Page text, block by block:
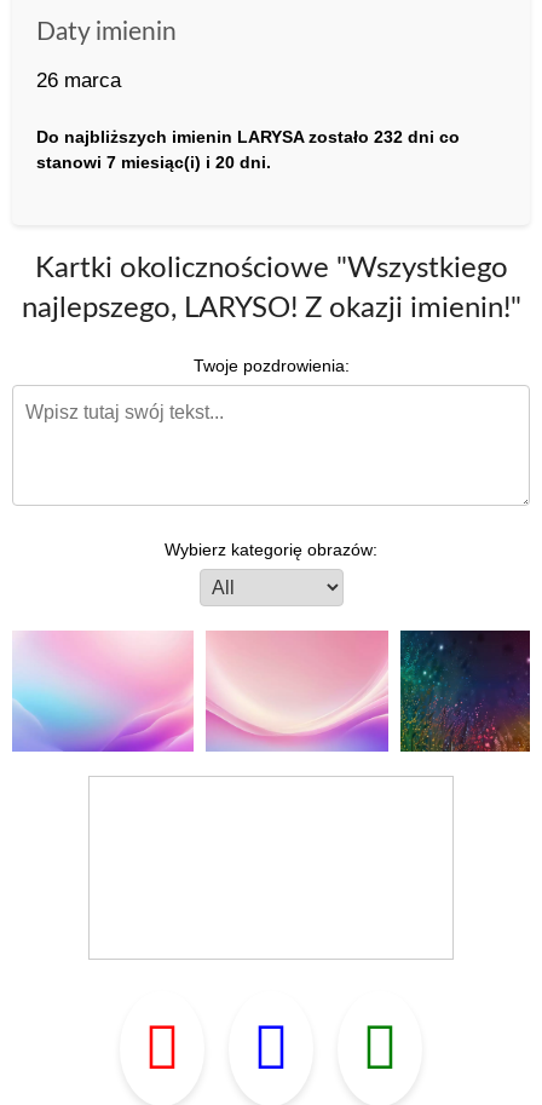
Daty imienin
26 marca
Do najbliższych imienin LARYSA zostało 232 dni co
stanowi 7 miesiąc(i) i 20 dni.
Kartki okolicznościowe "Wszystkiego
najlepszego, LARYSO! Z okazji imienin!"
Twoje pozdrowienia:
Wybierz kategorię obrazów: